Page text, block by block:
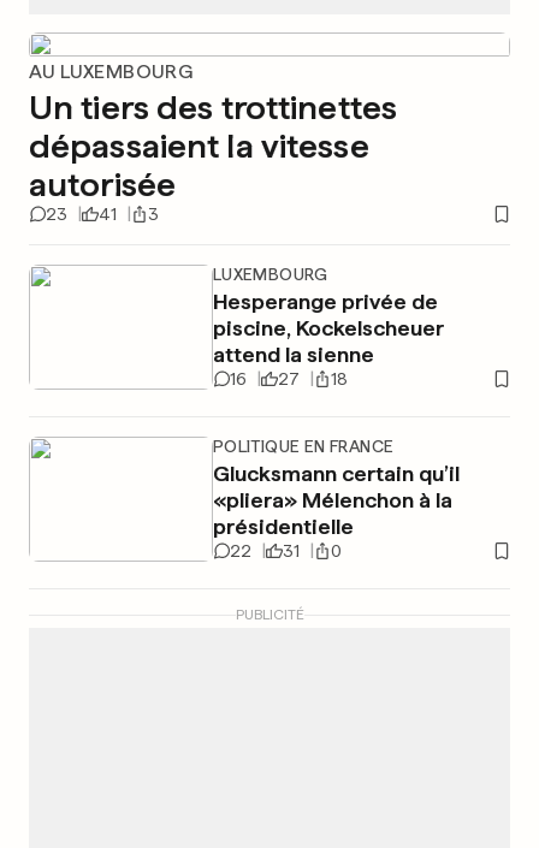
AU LUXEMBOURG
Un tiers des trottinettes
dépassaient la vitesse
autorisée
23 41 3
LUXEMBOURG
Hesperange privée de
piscine, Kockelscheuer
attend la sienne
16 27 18
POLITIQUE EN FRANCE
Glucksmann certain qu’il
«pliera» Mélenchon à la
présidentielle
22 31 0
PUBLICITÉ